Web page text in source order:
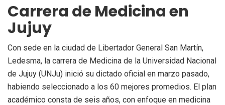
Carrera de Medicina en
Jujuy
Con sede en la ciudad de Libertador General San Martín,
Ledesma, la carrera de Medicina de la Universidad Nacional
de Jujuy (UNJu) inició su dictado oficial en marzo pasado,
habiendo seleccionado a los 60 mejores promedios. El plan
académico consta de seis años, con enfoque en medicina